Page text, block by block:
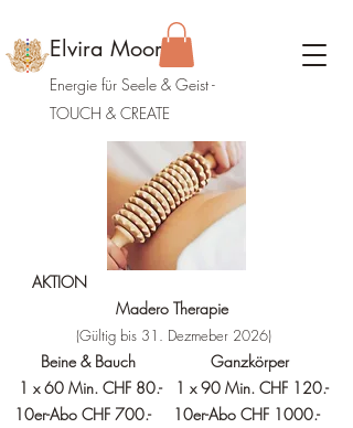
Elvira Moor
Energie für Seele & Geist-
TOUCH & CREATE
AKTION
Madero Therapie
(Gültig bis 31. Dezmeber 2026)
Beine & Bauch Ganzkörper
1 x 60 Min. CHF 80.- 1 x 90 Min. CHF 120.-
10er-Abo CHF 700.- 10er-Abo CHF 1000.-